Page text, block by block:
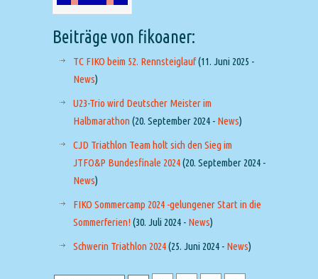
Beiträge von fikoaner:
TC FIKO beim 52. Rennsteiglauf(11. Juni 2025 -
News)
U23-Trio wird Deutscher Meister im
Halbmarathon (20. September 2024 - News)
CJD Triathlon Team holt sich den Sieg im
JTFO&P Bundesfinale 2024(20. September 2024 -
News)
FIKO Sommercamp 2024 -gelungener Start in die
Sommerferien! (30. Juli 2024 - News)
Schwerin Triathlon 2024(25. Juni 2024 - News)